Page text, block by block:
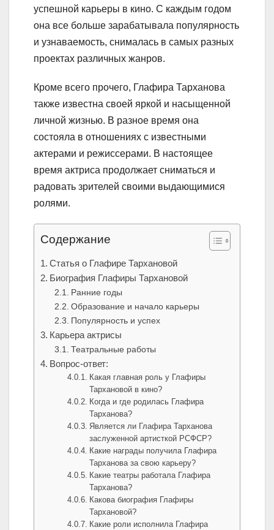
успешной карьеры в кино. С каждым годом
она все больше зарабатывала популярность
и узнаваемость, снималась в самых разных
проектах различных жанров.
Кроме всего прочего, Глафира Тарханова
также известна своей яркой и насыщенной
личной жизнью. В разное время она
состояла в отношениях с известными
актерами и режиссерами. В настоящее
время актриса продолжает сниматься и
радовать зрителей своими выдающимися
ролями.
Содержание
Статья о Глафире Тархановой
Биография Глафиры Тархановой
Ранние годы
Образование и начало карьеры
Популярность и успех
Карьера актрисы
Театральные работы
Вопрос-ответ:
Какая главная роль у Глафиры
Тархановой в кино?
Когда и где родилась Глафира
Тарханова?
Является ли Глафира Тарханова
заслуженной артисткой РСФСР?
Какие награды получила Глафира
Тарханова за свою карьеру?
Какие театры работала Глафира
Тарханова?
Какова биография Глафиры
Тархановой?
Какие роли исполнила Глафира